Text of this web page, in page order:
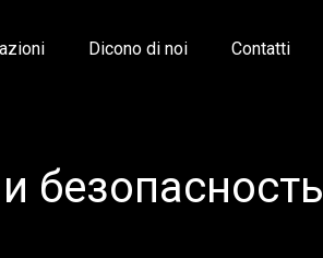
Dicono di noi Contatti
безопасность